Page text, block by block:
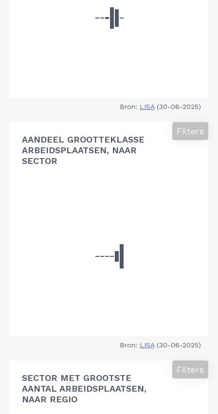
Bron: LISA(30-06-2025)
AANDEEL GROOTTEKLASSE
ARBEIDSPLAATSEN, NAAR
SECTOR
Filters
Bron: LISA(30-06-2025)
SECTOR MET GROOTSTE
AANTAL ARBEIDSPLAATSEN,
NAAR REGIO
Filters